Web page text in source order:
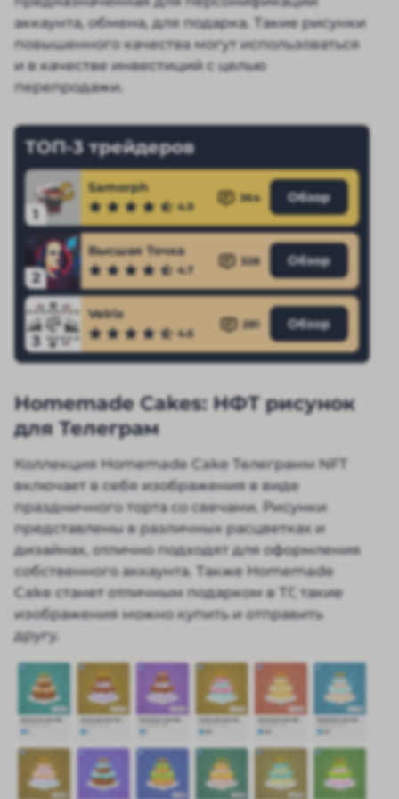
аккаунта, обмена, для подарка. Такие рисунки
повышенного качества могут использоваться
и в качестве инвестиций с целью
перепродажи.
ТОП-3 трейдеров
1
Samorph
4.9
364 Обзор
2
Высшая Точка
4.7
328 Обзор
3
Velrix
4.6
281 Обзор
Homemade Cakes: НФТ рисунок
для Телеграм
Коллекция Homemade Cake Телеграмм NFT
включает в себя изображения в виде
праздничного торта со свечами. Рисунки
представлены в различных расцветках и
дизайнах, отлично подходят для оформления
собственного аккаунта. Также Homemade
Cake станет отличным подарком в ТГ, такие
изображения можно купить и отправить
другу.